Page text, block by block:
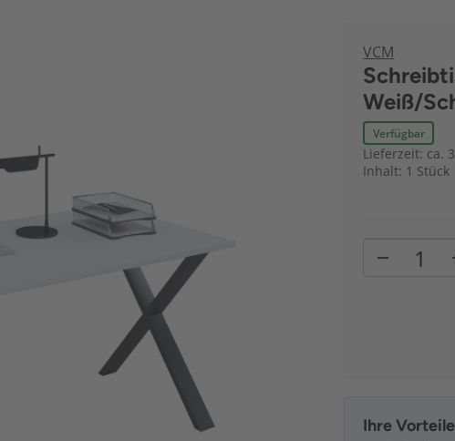
VCM
Weiß/
Verfügbar
Lieferzeit: ca.
Inhalt: 1 Stück
Ihre